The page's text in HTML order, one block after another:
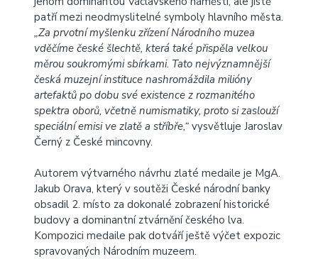
patří mezi neodmyslitelné symboly hlavního města.
„Za prvotní myšlenku zřízení Národního muzea
vděčíme české šlechtě, která také přispěla velkou
měrou soukromými sbírkami. Tato nejvýznamnější
česká muzejní instituce nashromáždila milióny
artefaktů po dobu své existence z rozmanitého
spektra oborů, včetně numismatiky, proto si zaslouží
speciální emisi ve zlatě a stříbře,“ vysvětluje Jaroslav
Černý z České mincovny.
Autorem výtvarného návrhu zlaté medaile je MgA.
Jakub Orava, který v soutěži České národní banky
obsadil 2. místo za dokonalé zobrazení historické
budovy a dominantní ztvárnění českého lva.
Kompozici medaile pak dotváří ještě výčet expozic
spravovaných Národním muzeem.